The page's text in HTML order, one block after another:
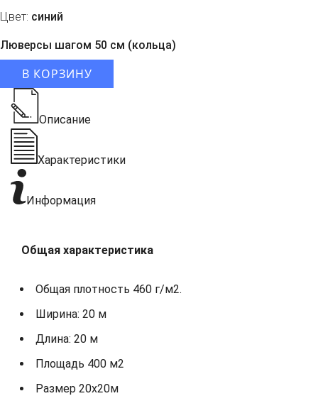
Цвет: синий
Люверсы шагом 50 см (кольца)
В КОРЗИНУ
Описание
Характеристики
Информация
Общая характеристика
Общая плотность 460 г/м2.
Ширина: 20 м
Длина: 20 м
Площадь 400 м2
Размер 20х20м